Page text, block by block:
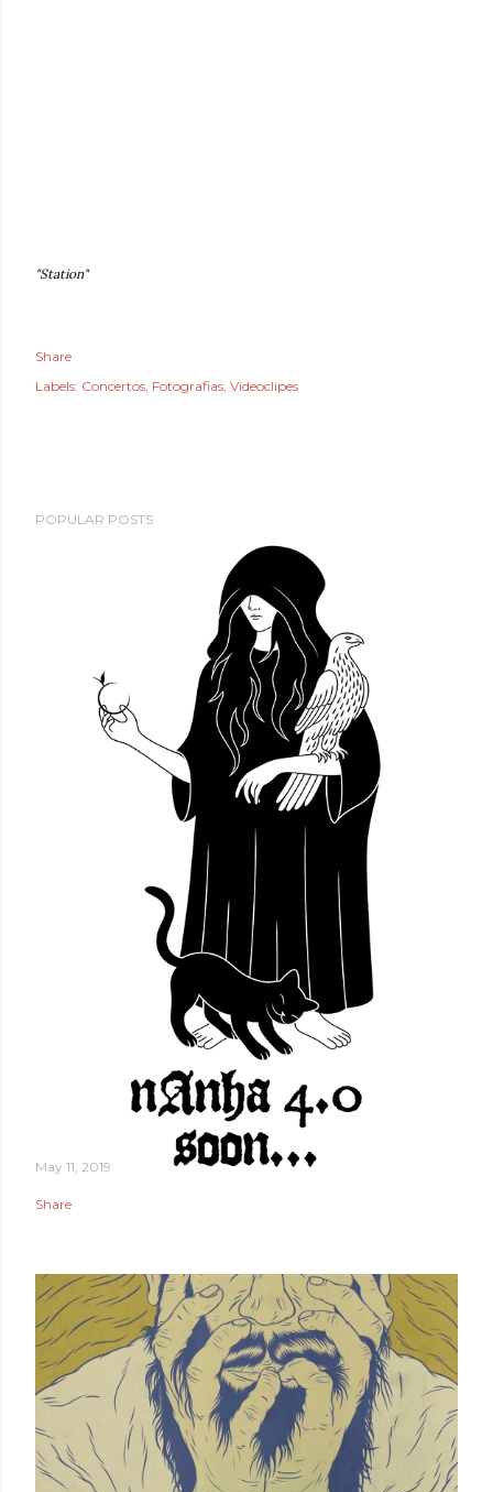
"Station"
Share
Labels: Concertos Fotografias Videoclipes
POPULAR POSTS
May 11, 2019
Share